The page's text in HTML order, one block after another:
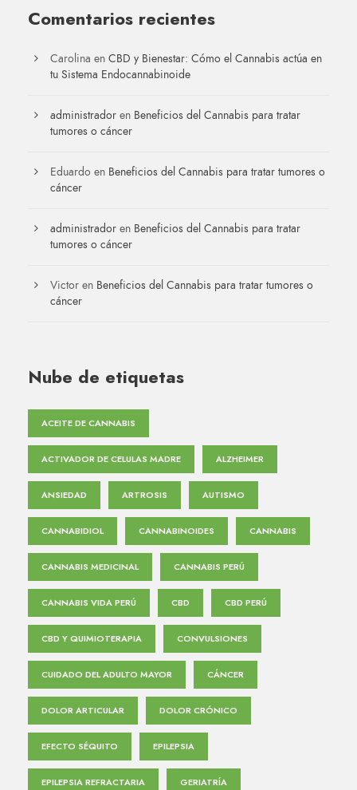
Comentarios recientes
Carolina en CBD y Bienestar: Cómo el Cannabis actúa en
tu Sistema Endocannabinoide
administrador en Beneficios del Cannabis para tratar
tumores o cáncer
Eduardo en Beneficios del Cannabis para tratar tumores o
cáncer
administrador en Beneficios del Cannabis para tratar
tumores o cáncer
Victor en Beneficios del Cannabis para tratar tumores o
cáncer
Nube de etiquetas
ACEITE DE CANNABIS
ACTIVADOR DE CELULAS MADRE ALZHEIMER
ANSIEDAD ARTROSIS AUTISMO
CANNABIDIOL CANNABINOIDES CANNABIS
CANNABIS MEDICINAL CANNABIS PERÚ
CANNABIS VIDA PERÚ CBD CBD PERÚ
CBD Y QUIMIOTERAPIA CONVULSIONES
CUIDADO DEL ADULTO MAYOR CÁNCER
DOLOR ARTICULAR DOLOR CRÓNICO
EFECTO SÉQUITO EPILEPSIA
EPILEPSIA REFRACTARIA GERIATRÍA